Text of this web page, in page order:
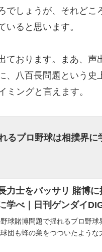
でしょうが、それどこ
いると思います。
ております。まあ、声
、八百長問題という史
ミングと言えます。
るプロ野球は相撲界に
力士をバッサリ 賭博
学べ｜日刊ゲンダイ
球賭博問題で揺れるプロ野球
団も蜂の巣をつついたような